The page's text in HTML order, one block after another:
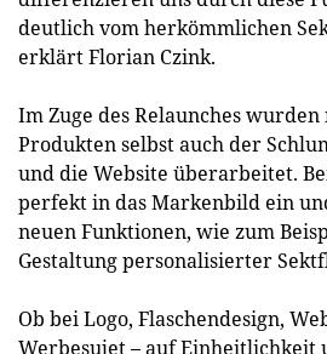
deutlich vom herkömmlichen
erklärt Florian Czink.
Im Zuge des Relaunches wurden
Produkten selbst auch der
und die Website überarbeitet.
perfekt in das Markenbild ein
neuen Funktionen, wie zum
Gestaltung personalisierter
Ob bei Logo, Flaschendesign,
Werbesujet – auf Einheitlichkeit